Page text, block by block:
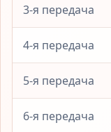
3-я передача
4-я передача
5-я передача
6-я передача